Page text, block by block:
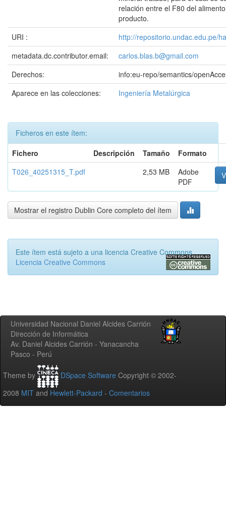
relación entre el F80 del
producto.
URI :
http://repositorio.undac.edu.pe/
metadata.dc.contributor.email:
carlos.blas.b@gmail.com
Derechos:
info:eu-repo/semantics/
Aparece en las colecciones:
Ingeniería Metalúrgica
Ficheros en este ítem:
Fichero
Descripción Tamaño
Formato
T026_40251315_T.pdf
2,53 MB
Adobe
PDF
Mostrar el registro Dublin Core completo del ítem
Este ítem está sujeto a una licencia Creative Commons
Licencia Creative Commons
Universidad Nacional Daniel Alcides Carrión
Dirección de Informática
Av. Daniel Alcides Carrión - Yanacancha
Pasco - Perú
Theme by DSpace Software Copyright © 2002-
2008 MIT and Hewlett-Packard - Comentarios